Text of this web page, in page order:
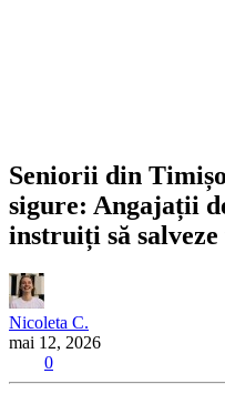
Seniorii din
sigure: Angajații
instruiți să
Nicoleta C.
mai 12, 2026
0